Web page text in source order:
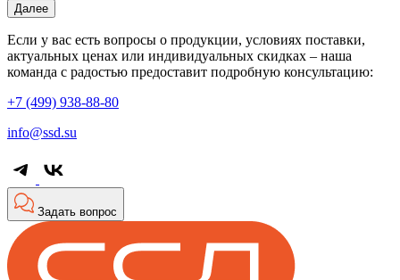
Далее
Если у вас есть вопросы о продукции, условиях поставки,
актуальных ценах или индивидуальных скидках – наша
команда с радостью предоставит подробную консультацию:
+7 (499) 938-88-80
info@ssd.su
Задать вопрос